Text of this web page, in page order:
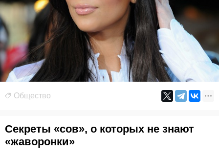
Общество
Секреты «сов», о которых не знают
«жаворонки»